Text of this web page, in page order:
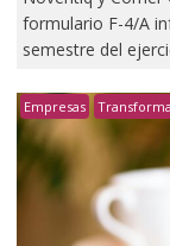
formulario F-4/A
semestre del
Empresas